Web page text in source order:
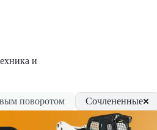
и
поворотом Сочлененные